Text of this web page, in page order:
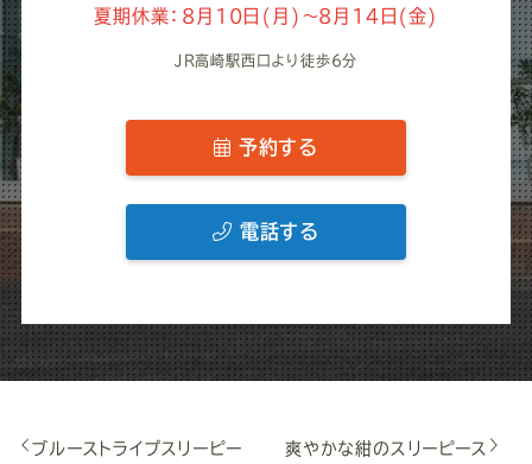
夏期休業：8月10日(月)～8月14日(金)
JR高崎駅西口より徒歩6分
予約する
電話する
ブルーストライプスリーピー
爽やかな紺のスリーピース